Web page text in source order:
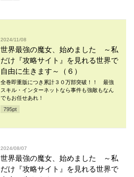
2024/11/08
世界最強の魔女、始めました ～私
だけ『攻略サイト』を見れる世界で
自由に生きます～（６）
全巻即重版につき累計３０万部突破！！ 最強
スキル・インターネットなら事件も強敵もなん
でもお任せあれ！
795pt
2024/08/07
世界最強の魔女、始めました ～私
だけ『攻略サイト』を見れる世界で